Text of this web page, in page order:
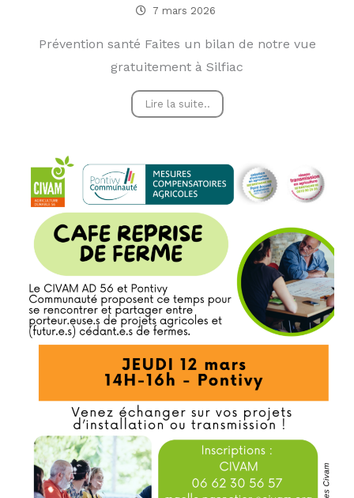
7 mars 2026
Prévention santé Faites un bilan de notre vue
gratuitement à Silfiac
Lire la suite..